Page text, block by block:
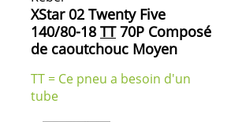
XStar 02 Twenty Five
140/80-18 TT70P Composé
de caoutchouc Moyen
TT = Ce pneu a besoin d'un
tube